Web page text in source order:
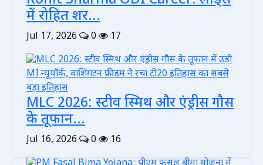
में रोहित शर...
Jul 17, 2026 0 17
MLC 2026: स्टीव स्मिथ और एंड्रीस गौस
के तूफान...
Jul 16, 2026 0 16